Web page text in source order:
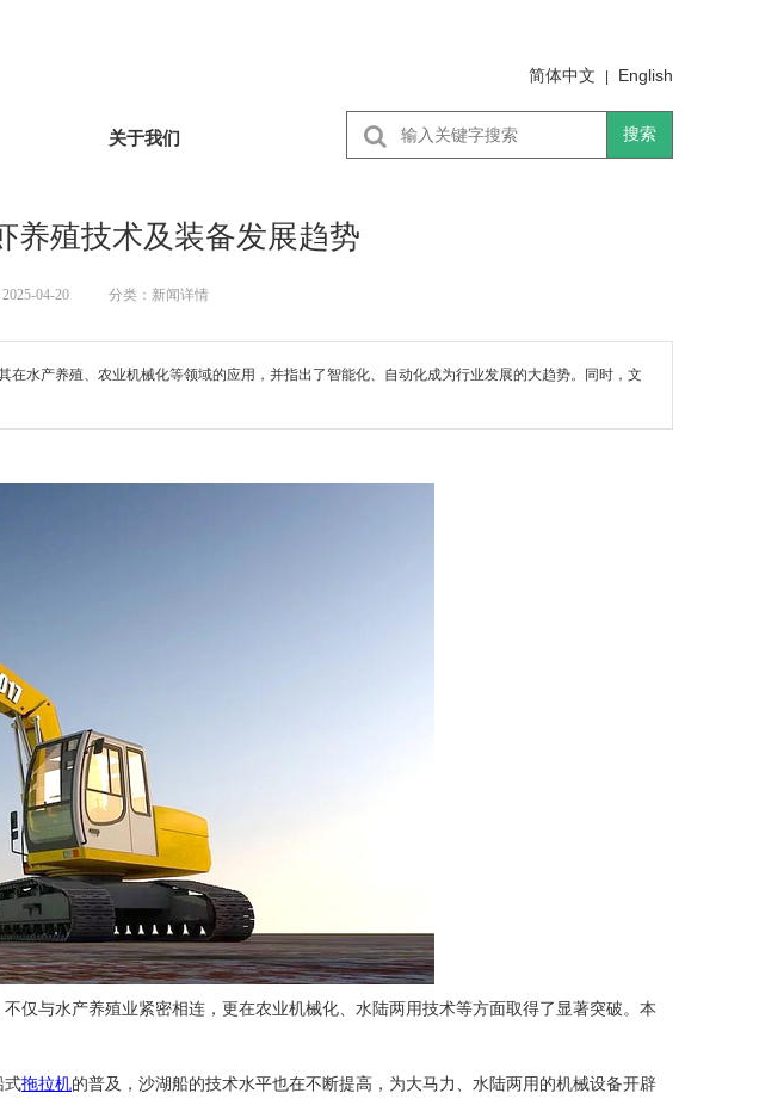
简体中文 English
关于我们 搜索
养殖技术及装备发展趋势
04-20 分类：新闻详情
水产养殖、农业机械化等领域的应用，并指出了智能化、自动化成为行业发展的大趋势。同时，文
不仅与水产养殖业紧密相连，更在农业机械化、水陆两用技术等方面取得了显著突破。本
式拖拉机的普及，沙湖船的技术水平也在不断提高，为大马力、水陆两用的机械设备开辟